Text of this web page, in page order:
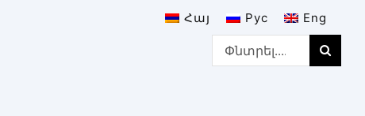
Հայ Рус
Eng
Search
for: